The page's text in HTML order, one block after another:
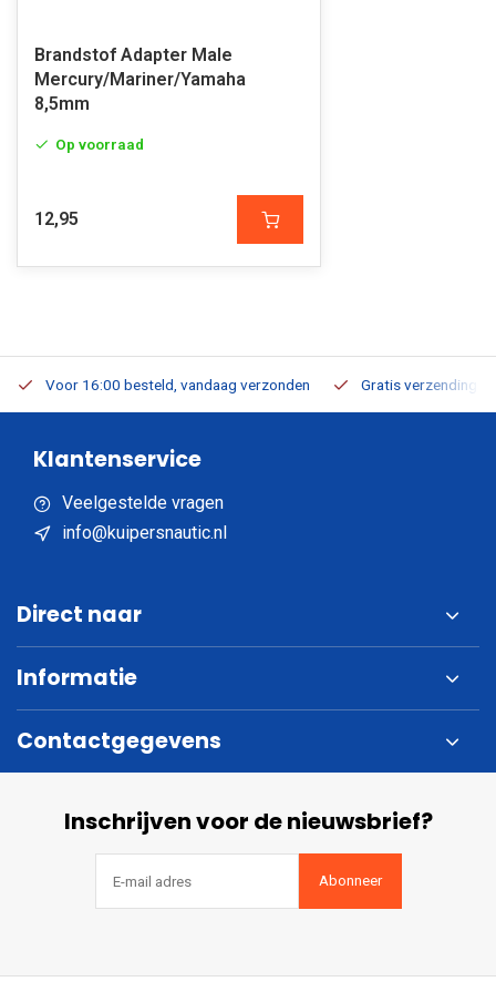
Brandstof Adapter Male
Mercury/Mariner/Yamaha
8,5mm
Op voorraad
12,95
Voor 16:00 besteld, vandaag verzonden Gratis verzending
Klantenservice
Veelgestelde vragen
info@kuipersnautic.nl
Direct naar
Informatie
Contactgegevens
Inschrijven voor de nieuwsbrief?
Abonneer